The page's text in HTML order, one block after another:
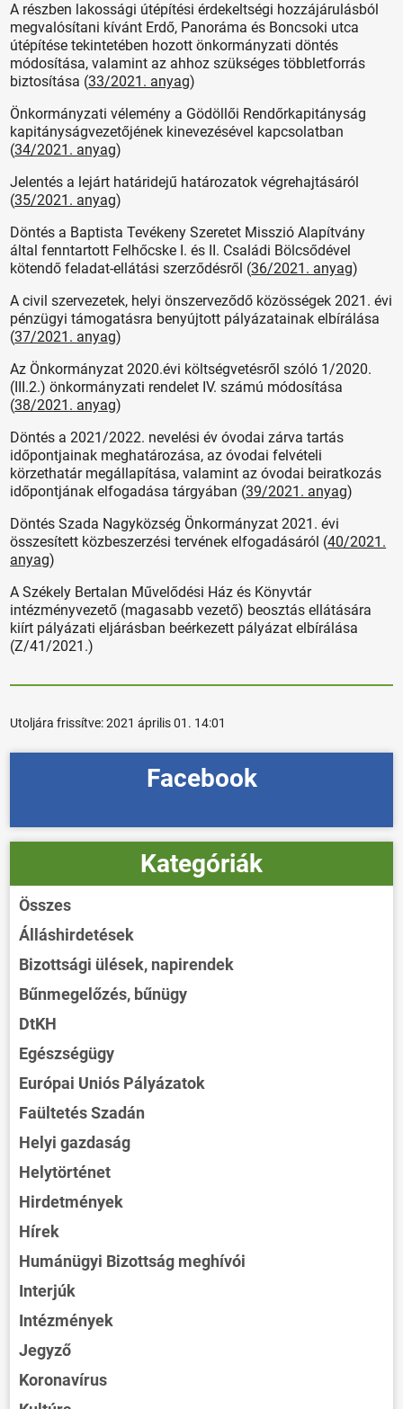
A részben lakossági útépítési érdekeltségi hozzájárulásból
megvalósítani kívánt Erdő, Panoráma és Boncsoki utca
útépítése tekintetében hozott önkormányzati döntés
módosítása, valamint az ahhoz szükséges többletforrás
biztosítása (33/2021. anyag)
Önkormányzati vélemény a Gödöllői Rendőrkapitányság
kapitányságvezetőjének kinevezésével kapcsolatban
(34/2021. anyag)
Jelentés a lejárt határidejű határozatok végrehajtásáról
(35/2021. anyag)
Döntés a Baptista Tevékeny Szeretet Misszió Alapítvány
által fenntartott Felhőcske I. és II. Családi Bölcsődével
kötendő feladat-ellátási szerződésről (36/2021. anyag)
A civil szervezetek, helyi önszerveződő közösségek 2021. évi
pénzügyi támogatásra benyújtott pályázatainak elbírálása
(37/2021. anyag)
Az Önkormányzat 2020.évi költségvetésről szóló 1/2020.
(III.2.) önkormányzati rendelet IV. számú módosítása
(38/2021. anyag)
Döntés a 2021/2022. nevelési év óvodai zárva tartás
időpontjainak meghatározása, az óvodai felvételi
körzethatár megállapítása, valamint az óvodai beiratkozás
időpontjának elfogadása tárgyában (39/2021. anyag)
Döntés Szada Nagyközség Önkormányzat 2021. évi
összesített közbeszerzési tervének elfogadásáról (40/2021.
anyag)
A Székely Bertalan Művelődési Ház és Könyvtár
intézményvezető (magasabb vezető) beosztás ellátására
kiírt pályázati eljárásban beérkezett pályázat elbírálása
(Z/41/2021.)
Utoljára frissítve:2021 április 01. 14:01
Facebook
Kategóriák
Összes
Álláshirdetések
Bizottsági ülések, napirendek
Bűnmegelőzés, bűnügy
DtKH
Egészségügy
Európai Uniós Pályázatok
Faültetés Szadán
Helyi gazdaság
Helytörténet
Hirdetmények
Hírek
Humánügyi Bizottság meghívói
Interjúk
Intézmények
Jegyző
Koronavírus